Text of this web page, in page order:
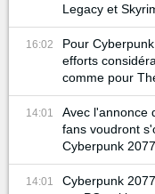
Legacy et
16:02
Pour
efforts
comme pour
14:01
Avec l'annonce
fans voudront
Cyberpunk 2077
14:01
Cyberpunk